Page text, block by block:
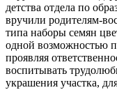
детства отдела по
вручили родителям-
типа наборы семян
одной возможностью
проявляя
воспитывать
украшения участка,